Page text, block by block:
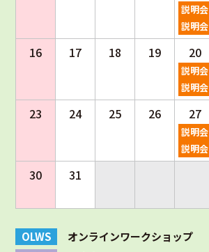
説明会
説明会
16 17 18 19 20
説明会
説明会
23 24 25 26 27
説明会
説明会
30 31
OLWS
オンラインワークショップ